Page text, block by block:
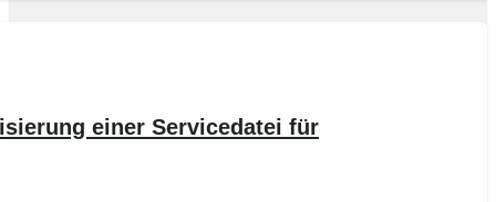
einer Servicedatei für